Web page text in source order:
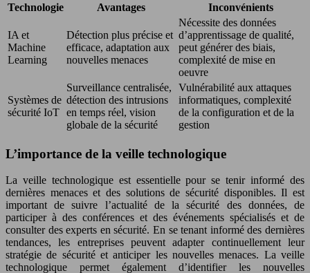
Technologie Avantages Inconvénients
IA et
Machine
Learning
Détection plus précise et
efficace, adaptation aux
nouvelles menaces
Nécessite des données
d’apprentissage de qualité,
peut générer des biais,
complexité de mise en
oeuvre
Systèmes de
sécurité IoT
Surveillance centralisée,
détection des intrusions
en temps réel, vision
globale de la sécurité
Vulnérabilité aux attaques
informatiques, complexité
de la configuration et de la
gestion
L’importance de la veille technologique
La veille technologique est essentielle pour se tenir informé des
dernières menaces et des solutions de sécurité disponibles. Il est
important de suivre l’actualité de la sécurité des données, de
participer à des conférences et des événements spécialisés et de
consulter des experts en sécurité. En se tenant informé des dernières
tendances, les entreprises peuvent adapter continuellement leur
stratégie de sécurité et anticiper les nouvelles menaces. La veille
technologique permet également d’identifier les nouvelles